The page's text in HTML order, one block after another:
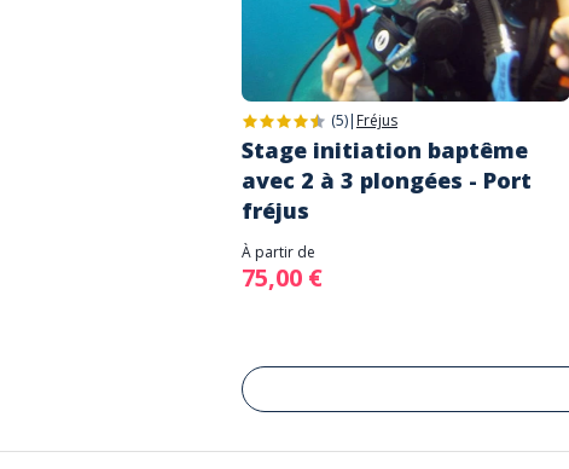
(5)| Fréjus
Stage initiation baptême
avec 2 à 3 plongées - Port
fréjus
À partir de
75,00 €